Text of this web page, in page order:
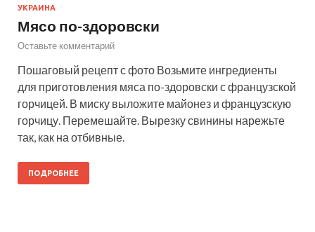
УКРАИНА
Мясо по-здоровски
Оставьте комментарий
Пошаговый рецепт с фото Возьмите ингредиенты
для приготовления мяса по-здоровски с французской
горчицей. В миску выложите майонез и французскую
горчицу. Перемешайте. Вырезку свинины нарежьте
так, как на отбивные.
ПОДРОБНЕЕ